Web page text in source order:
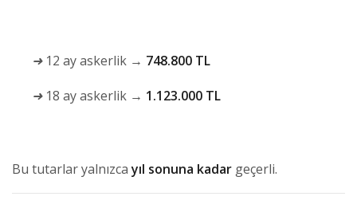
➜ 12 ay askerlik → 748.800 TL
➜ 18 ay askerlik → 1.123.000 TL
Bu tutarlar yalnızcayıl sonuna kadar geçerli.